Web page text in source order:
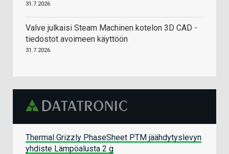
31.7.2026
Valve julkaisi Steam Machinen kotelon 3D CAD -
tiedostot avoimeen käyttöön
31.7.2026
Thermal Grizzly PhaseSheet PTM jäähdytyslevyn
yhdiste Lämpöalusta 2 g